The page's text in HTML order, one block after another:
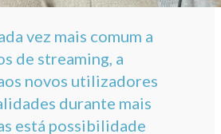
vez mais comum a
de streaming, a
novos utilizadores
durante mais
está possibilidade